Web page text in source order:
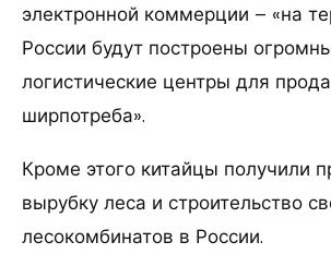
электронной коммерции – «на
России будут построены
логистические центры для
ширпотреба».
Кроме этого китайцы получили
вырубку леса и строительство
лесокомбинатов в России.